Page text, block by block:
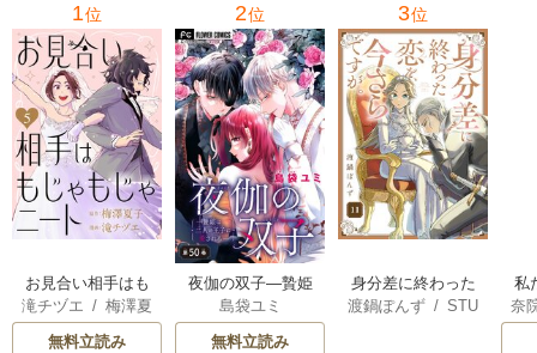
1位
お見合い相手はも
じゃもじゃニート
滝チヅエ /梅澤夏
子（エブリスタ）
無料立読み
2位
夜伽の双子―贄姫
は二人の王子に愛
される―【マイク
島袋ユミ
無料立読み
3位
身分差に終わった
恋を、今さらです
渡鍋ぽんず /STU
私
せ
奈